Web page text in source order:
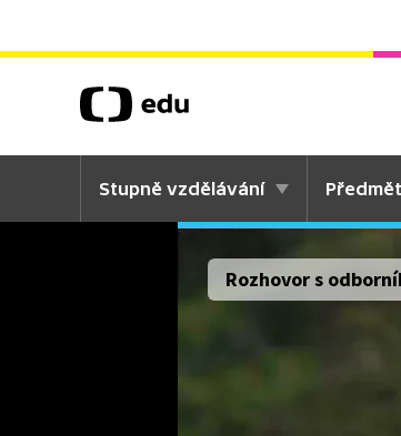
Stupně vzdělávání
Rozhovor s